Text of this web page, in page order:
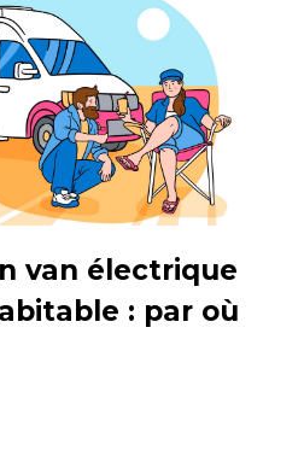
van électrique
: par où